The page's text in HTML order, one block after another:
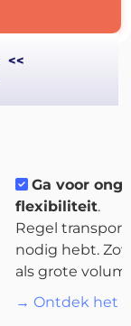
<<
Ga voor
flexibiliteit.
Regel
nodig hebt.
als grote
→ Ontdek het